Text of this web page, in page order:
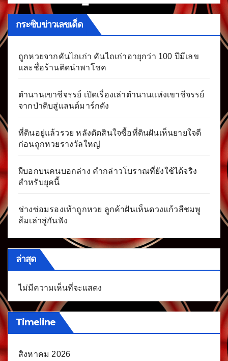
กระซิบข่าวเลขเด็ด
ถูกหวยจากคันไถเก่า คันไถเก่าอายุกว่า 100 ปีมีเลข
และชื่อร้านติดนำพาโชค
ตำนานเขาชีจรรย์ เปิดเรื่องเล่าตำนานแห่งเขาชีจรรย์
จากป่าดิบสู่แลนด์มาร์กดัง
ที่ดินอยู่แล้วรวย หลังตัดสินใจซื้อที่ดินฝันเห็นยายใจดี
ก่อนถูกหวยรางวัลใหญ่
ผีบอกบนคนบอกล่าง คำกล่าวโบราณที่ยังใช้ได้จริง
สำหรับยุคนี้
ช่างซ่อมรองเท้าถูกหวย ลูกค้าฝันเห็นดวงแก้วสีชมพู
ส้มเล่าสู่กันฟัง
ล่าสุด
ไม่มีความเห็นที่จะแสดง
Timeline
สิงหาคม 2026